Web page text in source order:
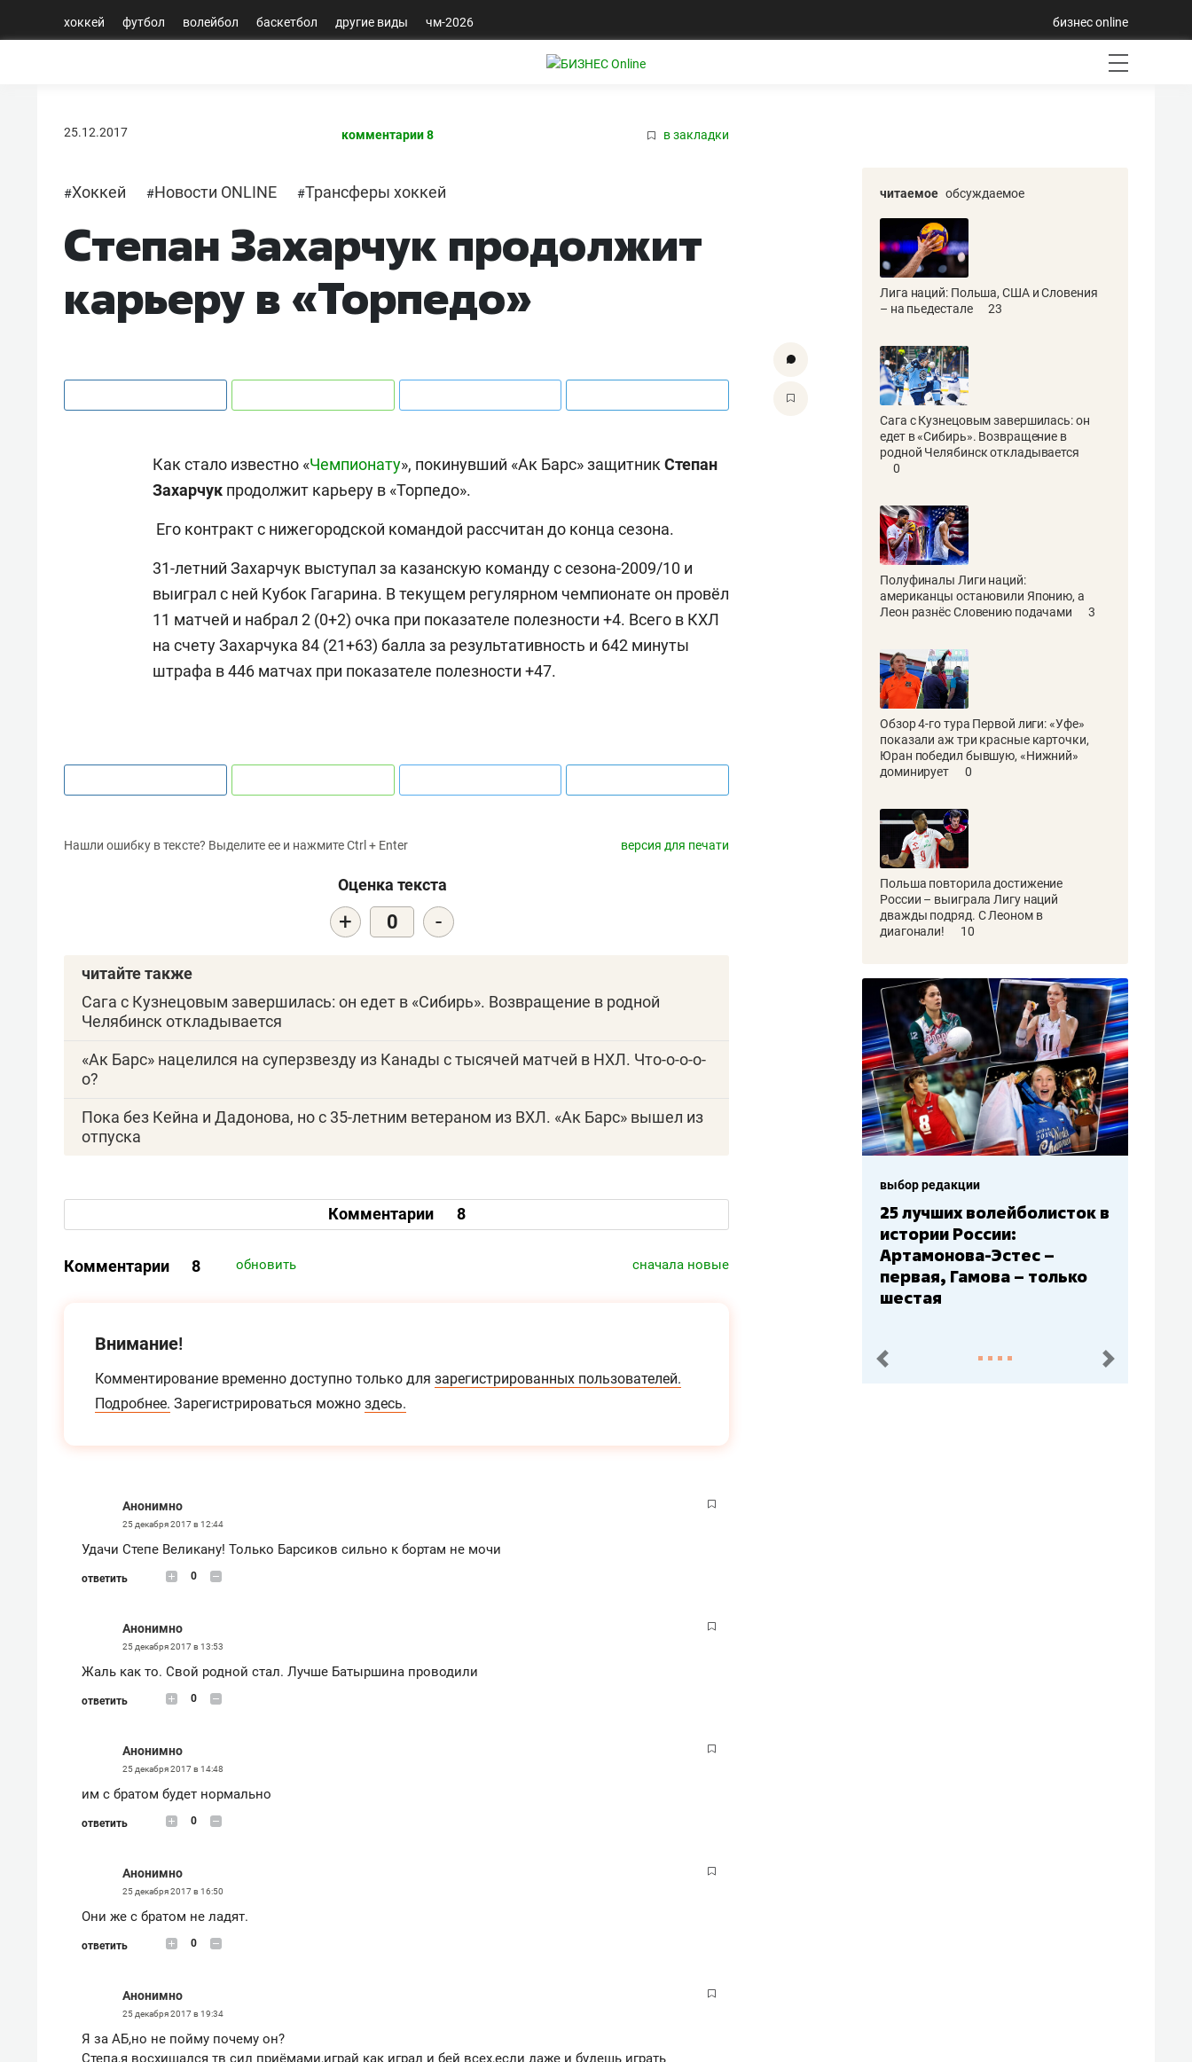
хоккей футбол волейбол баскетбол другие виды чм-2026 бизнес online
25.12.2017 комментарии 8 в закладки
#Хоккей #Новости ONLINE #Трансферы хоккей
Степан Захарчук продолжит
карьеру в «Торпедо»
Как стало известно «Чемпионату», покинувший «Ак Барс» защитник Степан
Захарчук продолжит карьеру в «Торпедо».
Его контракт с нижегородской командой рассчитан до конца сезона.
31-летний Захарчук выступал за казанскую команду с сезона-2009/10 и
выиграл с ней Кубок Гагарина. В текущем регулярном чемпионате он провёл
11 матчей и набрал 2 (0+2) очка при показателе полезности +4. Всего в КХЛ
на счету Захарчука 84 (21+63) балла за результативность и 642 минуты
штрафа в 446 матчах при показателе полезности +47.
Нашли ошибку в тексте? Выделите ее и нажмите Ctrl + Enter версия для печати
Оценка текста
+ 0 -
читайте также
Сага с Кузнецовым завершилась: он едет в «Сибирь». Возвращение в родной
Челябинск откладывается
«Ак Барс» нацелился на суперзвезду из Канады с тысячей матчей в НХЛ. Что-о-о-о-
о?
Пока без Кейна и Дадонова, но с 35-летним ветераном из ВХЛ. «Ак Барс» вышел из
отпуска
Комментарии 8
Комментарии 8 обновить сначала новые
Внимание!
Комментирование временно доступно только для зарегистрированных пользователей.
Подробнее. Зарегистрироваться можно здесь.
Анонимно
25 декабря 2017 в 12:44
Удачи Степе Великану! Только Барсиков сильно к бортам не мочи
ответить 0
Анонимно
25 декабря 2017 в 13:53
Жаль как то. Свой родной стал. Лучше Батыршина проводили
ответить 0
Анонимно
25 декабря 2017 в 14:48
им с братом будет нормально
ответить 0
Анонимно
25 декабря 2017 в 16:50
Они же с братом не ладят.
ответить 0
Анонимно
25 декабря 2017 в 19:34
Я за АБ,но не пойму почему он?
Степа,я восхищался тв сил приёмами,играй как играл и бей всех,если даже и будешь играть
читаемое обсуждаемое
Лига наций: Польша, США и Словения
– на пьедестале
23
Сага с Кузнецовым завершилась: он
едет в «Сибирь». Возвращение в
родной Челябинск откладывается
0
Полуфиналы Лиги наций:
американцы остановили Японию, а
Леон разнёс Словению подачами
3
Обзор 4-го тура Первой лиги: «Уфе»
показали аж три красные карточки,
Юран победил бывшую, «Нижний»
доминирует
0
Польша повторила достижение
России – выиграла Лигу наций
дважды подряд. С Леоном в
диагонали!
10
25 лучших волейболисток в
истории России:
Артамонова-Эстес –
первая, Гамова – только
Бюджеты клубов
Барс» – второй,
Юлаев» –
пред. след.